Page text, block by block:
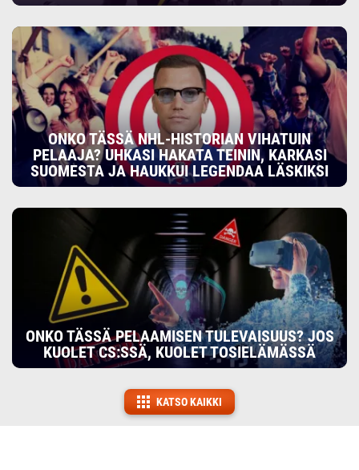
ONKO TÄSSÄ NHL-HISTORIAN VIHATUIN
PELAAJA? UHKASI HAKATA TEININ, KARKASI
SUOMESTA JA HAUKKUI LEGENDAA LÄSKIKSI
ONKO TÄSSÄ PELAAMISEN TULEVAISUUS? JOS
KUOLET CS:SSÄ, KUOLET TOSIELÄMÄSSÄ
KATSO KAIKKI